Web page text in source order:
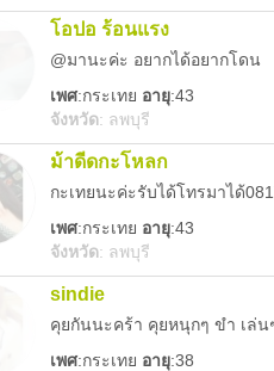
โอปอ ร้อนแรง
@มานะค่ะ อยากได้อยากโดน
เพศ:กระเทย อายุ:43
จังหวัด: ลพบุรี
ม้าดีดกะโหลก
กะเทยนะค่ะรับได้โทรมาได้
เพศ:กระเทย อายุ:43
จังหวัด: ลพบุรี
sindie
คุยกันนะคร้า คุยหนุกๆ ขำ เล่น
เพศ:กระเทย อายุ:38